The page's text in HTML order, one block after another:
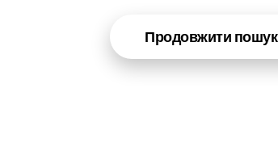
Продовжити пошук